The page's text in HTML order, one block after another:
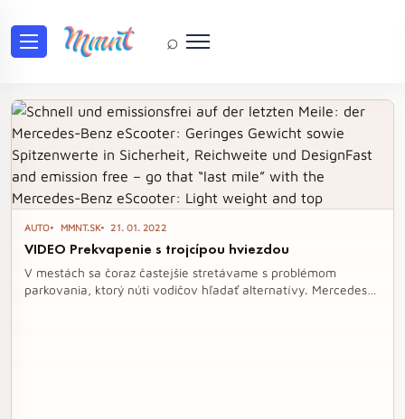
⌕
Tag: udržateľnosť
AUTO MMNT.SK 21. 01. 2022
VIDEO Prekvapenie s trojcípou hviezdou
V mestách sa čoraz častejšie stretávame s problémom
parkovania, ktorý núti vodičov hľadať alternatívy. Mercedes-